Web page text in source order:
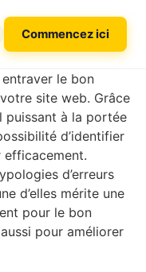
Commencez ici
entraver le bon
site web. Grâce
puissant à la portée
d’identifier
d’erreurs
d’elles mérite une
pour le bon
pour améliorer